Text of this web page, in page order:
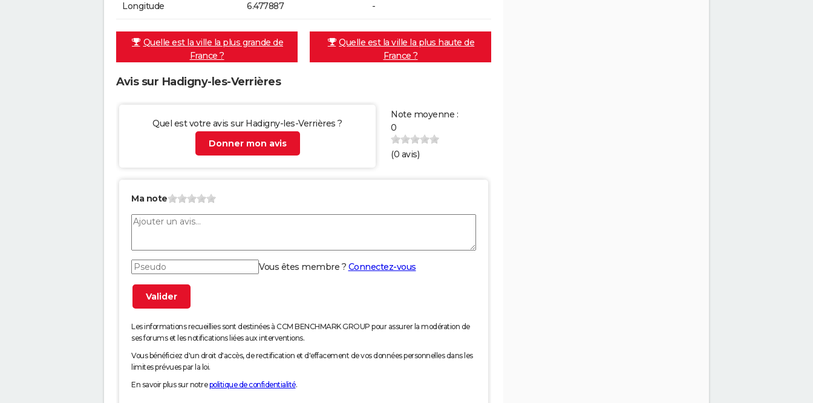
Longitude 6.477887 -
Quelle est la ville la plus grande de
France ?
Quelle est la ville la plus haute de
France ?
Avis sur Hadigny-les-Verrières
Quel est votre avis sur Hadigny-les-Verrières ?
Donner mon avis
Note moyenne :
0
(0 avis)
Ma note
Vous êtes membre ? Connectez-vous
Les informations recueillies sont destinées à CCM BENCHMARK GROUP pour assurer la modération de
ses forums et les notifications liées aux interventions.
Vous bénéficiez d'un droit d'accès, de rectification et d'effacement de vos données personnelles dans les
limites prévues par la loi.
En savoir plus sur notrepolitique de confidentialité.